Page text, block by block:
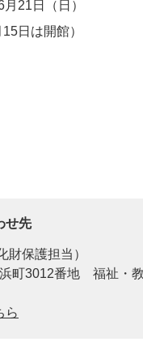
21日（日）
日は開館）
せ先
財保護担当）
町3012番地 福祉・
ら